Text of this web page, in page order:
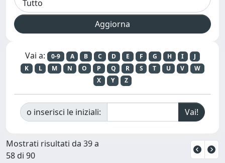
Vai a: 0-9 A B C D E F G H I
J
K
L M N O P Q R S T U V
W
X
Y Z
o inserisci le iniziali:
Mostrati risultati da 39 a
58 di 90